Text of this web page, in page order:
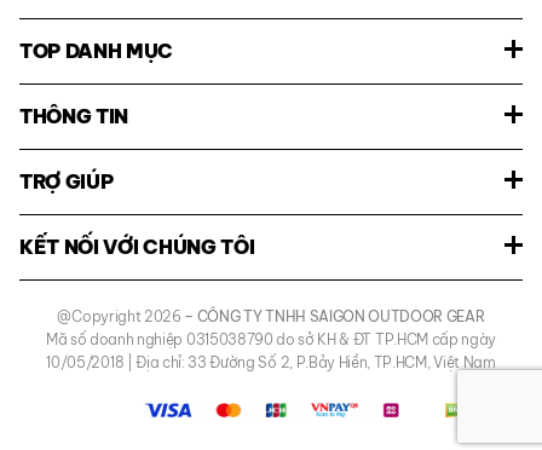
TOP DANH MỤC
THÔNG TIN
TRỢ GIÚP
KẾT NỐI VỚI CHÚNG TÔI
@Copyright 2026 – CÔNG TY TNHH SAIGON OUTDOOR GEAR
Mã số doanh nghiệp 0315038790 do sở KH & ĐT TP.HCM cấp ngày
10/05/2018 | Địa chỉ: 33 Đường Số 2, P.Bảy Hiền, TP.HCM, Việt Nam